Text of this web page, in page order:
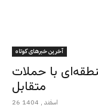
آخرین خبرهای کوتاه
با حملات
متقابل
26 اسفند , 1404